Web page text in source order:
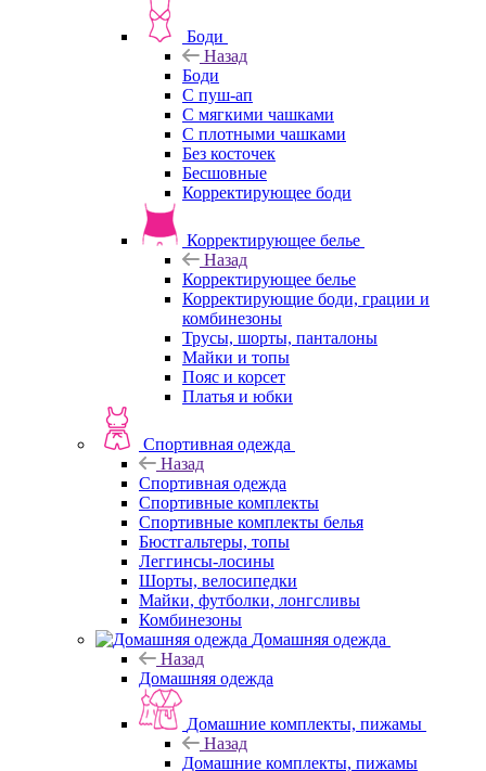
Боди
Назад
Боди
С пуш-ап
С мягкими чашками
С плотными чашками
Без косточек
Бесшовные
Корректирующее боди
Корректирующее белье
Назад
Корректирующее белье
Корректирующие боди, грации и
комбинезоны
Трусы, шорты, панталоны
Майки и топы
Пояс и корсет
Платья и юбки
Спортивная одежда
Назад
Спортивная одежда
Спортивные комплекты
Спортивные комплекты белья
Бюстгальтеры, топы
Леггинсы-лосины
Шорты, велосипедки
Майки, футболки, лонгсливы
Комбинезоны
Домашняя одежда
Назад
Домашняя одежда
Домашние комплекты, пижамы
Назад
Домашние комплекты, пижамы